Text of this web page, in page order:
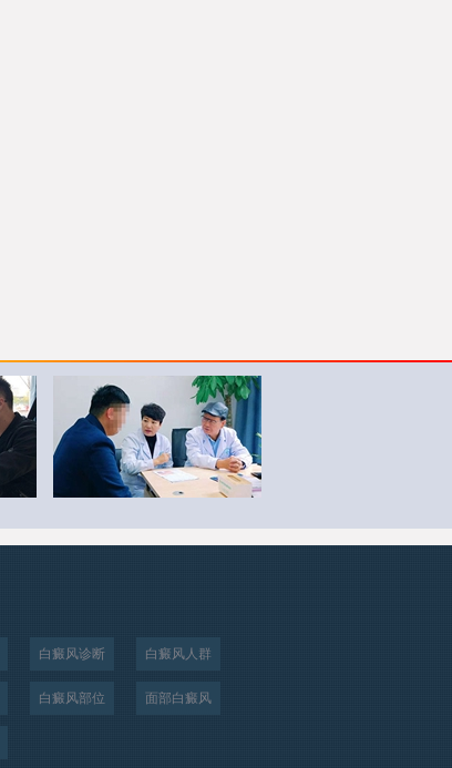
白癜风诊断 白癜风人群
白癜风部位 面部白癜风